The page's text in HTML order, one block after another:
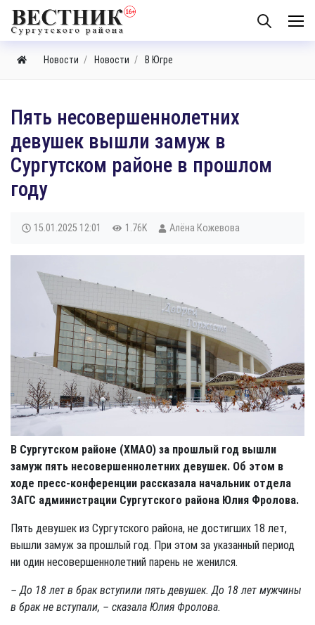
Новости Новости В Югре
Пять несовершеннолетних
девушек вышли замуж в
Сургутском районе в прошлом
году
15.01.2025 12:01 1.76K Алёна Кожевова
В Сургутском районе (ХМАО) за прошлый год вышли
замуж пять несовершеннолетних девушек. Об этом в
ходе пресс-конференции рассказала начальник отдела
ЗАГС администрации Сургутского района Юлия Фролова.
Пять девушек из Сургутского района, не достигших 18 лет,
вышли замуж за прошлый год. При этом за указанный период
ни один несовершеннолетний парень не женился.
– До 18 лет в брак вступили пять девушек. До 18 лет мужчины
в брак не вступали, – сказала Юлия Фролова.